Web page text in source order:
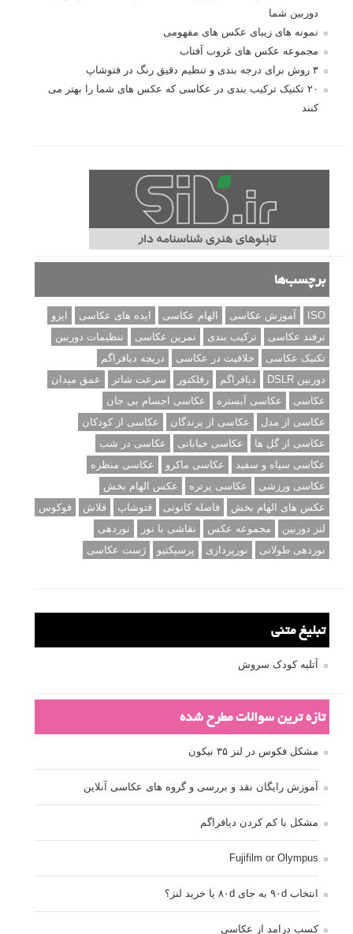
دوربین شما
نمونه های زیبای عکس های مفهومی
مجموعه عکس های غروب آفتاب
۳ روش برای درجه بندی و تنظیم دقیق رنگ در فتوشاپ
۲۰ تکنیک ترکیب بندی در عکاسی که عکس های شما را بهتر می
کنند
برچسب‌ها
ISO آموزش عکاسی الهام عکاسی ایده های عکاسی
ایزو
ترفند عکاسی
ترکیب بندی تمرین عکاسی
تنظیمات دوربین
تکنیک عکاسی
خلاقیت در عکاسی
دریچه دیافراگم
دوربین DSLR
دیافراگم رفلکتور سرعت شاتر
عمق میدان
عکاسی
عکاسی آبستره
عکاسی اجسام بی جان
عکاسی از مدل
عکاسی از پرندگان
عکاسی از کودکان
عکاسی از گل ها
عکاسی خیابانی
عکاسی در شب
عکاسی سیاه و سفید
عکاسی ماکرو
عکاسی منظره
عکاسی ورزشی
عکاسی پرتره
عکس الهام بخش
عکس های الهام بخش
فاصله کانونی فتوشاپ فلاش
فوکوس
لنز دوربین
مجموعه عکس نقاشی با نور
نوردهی
نوردهی طولانی
نورپردازی پرسپکتیو ژست عکاسی
تبلیغ متنی
آتلیه کودک سروش
تازه ترین سوالات مطرح شده
مشکل فکوس در لنز ۳۵ نیکون
آموزش رایگان نقد و بررسی و گروه های عکاسی آنلاین
مشکل با کم کردن دیافراگم
Fujifilm or Olympus
انتخاب ۹۰d به جای ۸۰d یا خرید لنز؟
کسب درامد از عکاسی